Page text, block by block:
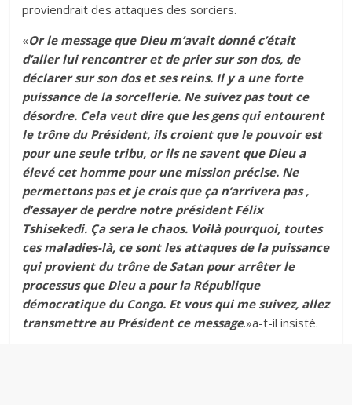
proviendrait des attaques des sorciers.
«Or le message que Dieu m’avait donné c’était
d’aller lui rencontrer et de prier sur son dos, de
déclarer sur son dos et ses reins. Il y a une forte
puissance de la sorcellerie. Ne suivez pas tout ce
désordre. Cela veut dire que les gens qui entourent
le trône du Président, ils croient que le pouvoir est
pour une seule tribu, or ils ne savent que Dieu a
élevé cet homme pour une mission précise. Ne
permettons pas et je crois que ça n’arrivera pas ,
d’essayer de perdre notre président Félix
Tshisekedi. Ça sera le chaos. Voilà pourquoi, toutes
ces maladies-là, ce sont les attaques de la puissance
qui provient du trône de Satan pour arrêter le
processus que Dieu a pour la République
démocratique du Congo. Et vous qui me suivez, allez
transmettre au Président ce message.»a-t-il insisté.